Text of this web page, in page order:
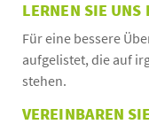
LERNEN SIE UNS
Für eine bessere
aufgelistet, die auf
stehen.
VEREINBAREN